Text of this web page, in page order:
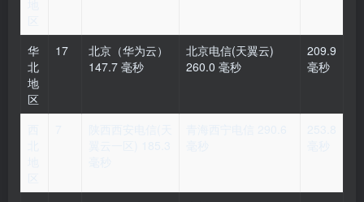
华
北
地
区
17
北京（华为云）
147.7 毫秒
北京电信(天翼云)
260.0 毫秒
209.9
毫秒